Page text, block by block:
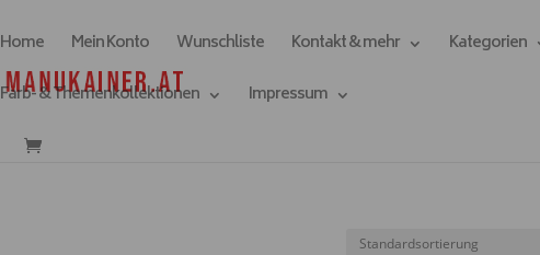
Home Mein Konto Wunschliste Kontakt & mehr
Kategorien
Farb- & Themenkollektionen
Impressum